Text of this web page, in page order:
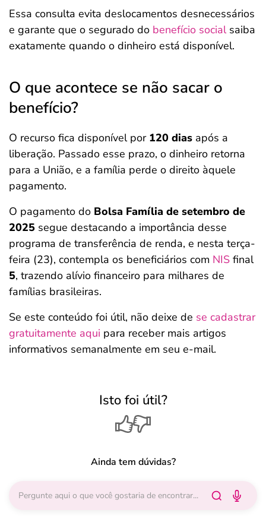
Essa consulta evita deslocamentos desnecessários
e garante que o segurado do benefício socialsaiba
exatamente quando o dinheiro está disponível.
O que acontece se não sacar o
benefício?
O recurso fica disponível por 120 dias após a
liberação. Passado esse prazo, o dinheiro retorna
para a União, e a família perde o direito àquele
pagamento.
O pagamento do Bolsa Família de setembro de
2025 segue destacando a importância desse
programa de transferência de renda, e nesta terça-
feira (23), contempla os beneficiários com NIS final
5, trazendo alívio financeiro para milhares de
famílias brasileiras.
Se este conteúdo foi útil, não deixe de se cadastrar
gratuitamente aqui para receber mais artigos
informativos semanalmente em seu e-mail.
Isto foi útil?
Ainda tem dúvidas?